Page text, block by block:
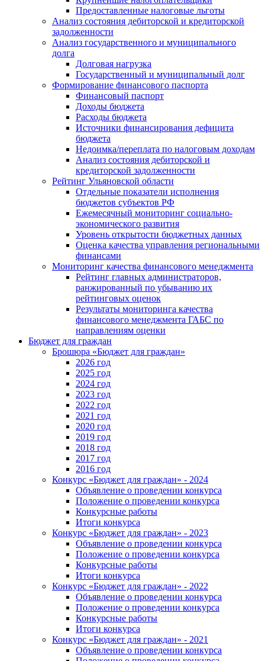
Предоставленные налоговые льготы
Анализ состояния дебиторской и кредиторской
задолженности
Анализ государственного и муниципального
долга
Долговая нагрузка
Государственный и муниципальный долг
Формирование финансового паспорта
Финансовый паспорт
Доходы бюджета
Расходы бюджета
Источники финансирования дефицита
бюджета
Недоимка/переплата по налоговым доходам
Анализ состояния дебиторской и
кредиторской задолженности
Рейтинг Ульяновской области
Отдельные показатели исполнения
бюджетов субъектов РФ
Ежемесячный мониторинг социально-
экономического развития
Уровень открытости бюджетных данных
Оценка качества управления региональными
финансами
Мониторинг качества финансового менеджмента
Рейтинг главных администраторов,
ранжированный по убыванию их
рейтинговых оценок
Результаты мониторинга качества
финансового менеджмента ГАБС по
направлениям оценки
Бюджет для граждан
Брошюра «Бюджет для граждан»
2026 год
2025 год
2024 год
2023 год
2022 год
2021 год
2020 год
2019 год
2018 год
2017 год
2016 год
Конкурс «Бюджет для граждан» - 2024
Объявление о проведении конкурса
Положение о проведении конкурса
Конкурсные работы
Итоги конкурса
Конкурс «Бюджет для граждан» - 2023
Объявление о проведении конкурса
Положение о проведении конкурса
Конкурсные работы
Итоги конкурса
Конкурс «Бюджет для граждан» - 2022
Объявление о проведении конкурса
Положение о проведении конкурса
Конкурсные работы
Итоги конкурса
Конкурс «Бюджет для граждан» - 2021
Объявление о проведении конкурса